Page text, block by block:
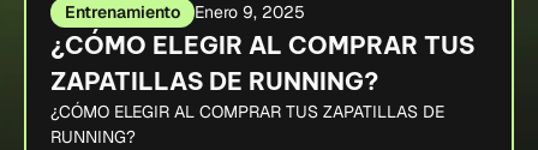
Entrenamiento Enero 9, 2025
¿CÓMO ELEGIR AL COMPRAR TUS
ZAPATILLAS DE RUNNING?
¿CÓMO ELEGIR AL COMPRAR TUS ZAPATILLAS DE
RUNNING?